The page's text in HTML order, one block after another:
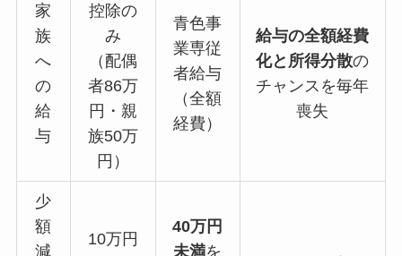
家
族
へ
の
給
与
控除の
み
（配偶
者86万
円・親
族50万
円）
青色事
業専従
者給与
（全額
経費）
給与の全額経費
化と所得分散の
チャンスを毎年
喪失
少
額
減
10万円
40万円
未満を